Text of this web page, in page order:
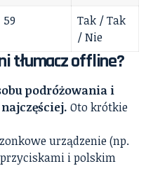
59
Tak / Tak
/ Nie
tłumacz offline?
podróżowania i
Oto krótkie
urządzenie (np.
i polskim